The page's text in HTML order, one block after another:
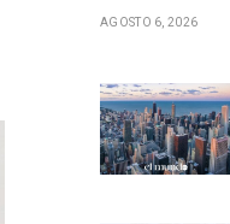
AGOSTO 6, 2026